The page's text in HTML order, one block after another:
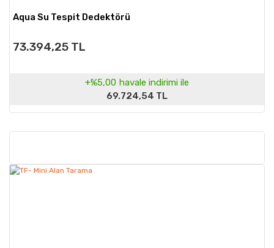
Aqua Su Tespit Dedektörü
73.394,25 TL
+%5,00 havale indirimi ile
69.724,54 TL